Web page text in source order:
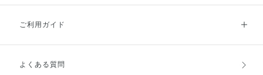
ご利用ガイド
ご利用ガイドトップ
よくある質問